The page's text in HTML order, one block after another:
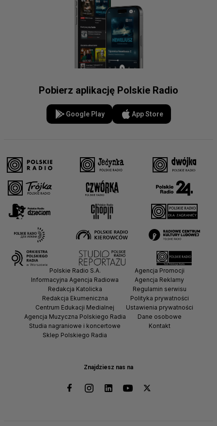
Pobierz aplikację Polskie Radio
Google Play App Store
Znajdziesz nas na
Polskie Radio S.A.
Informacyjna Agencja Radiowa
Redakcja Katolicka
Redakcja Ekumeniczna
Centrum Edukacji Medialnej
Agencja Muzyczna Polskiego Radia
Studia nagraniowe i koncertowe
Sklep Polskiego Radia
Agencja Promocji
Agencja Reklamy
Regulamin serwisu
Polityka prywatności
Ustawienia prywatności
Dane osobowe
Kontakt